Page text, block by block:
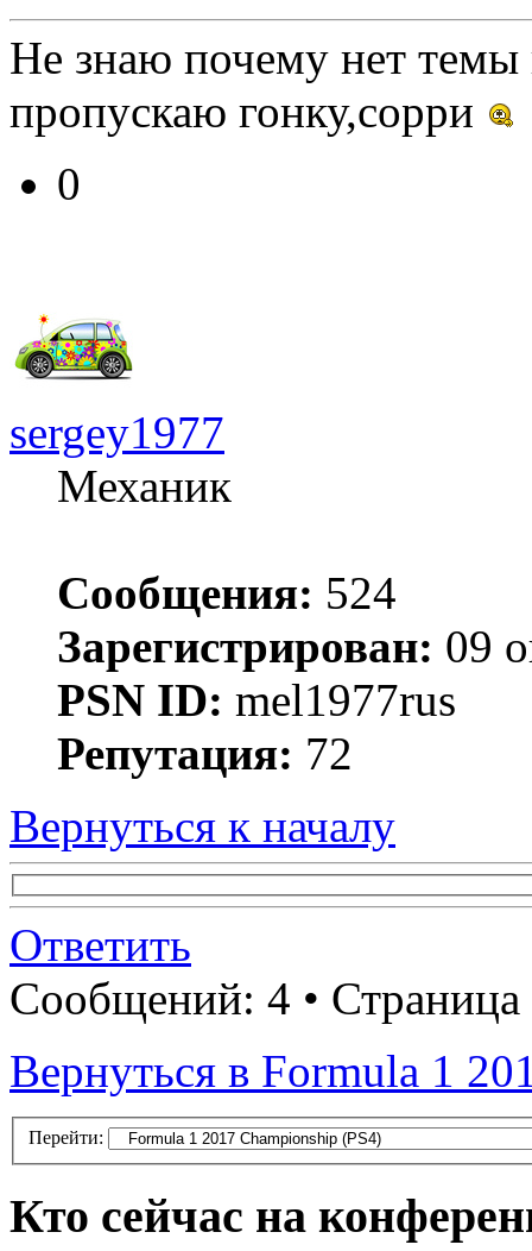
Не знаю почему нет темы
пропускаю гонку,сорри
0
sergey1977
Механик
Сообщения: 524
Зарегистрирован: 09
PSN ID: mel1977rus
Репутация: 72
Вернуться к началу
Ответить
Сообщений: 4 • Страница
Вернуться в Formula 1
Перейти:
Кто сейчас на